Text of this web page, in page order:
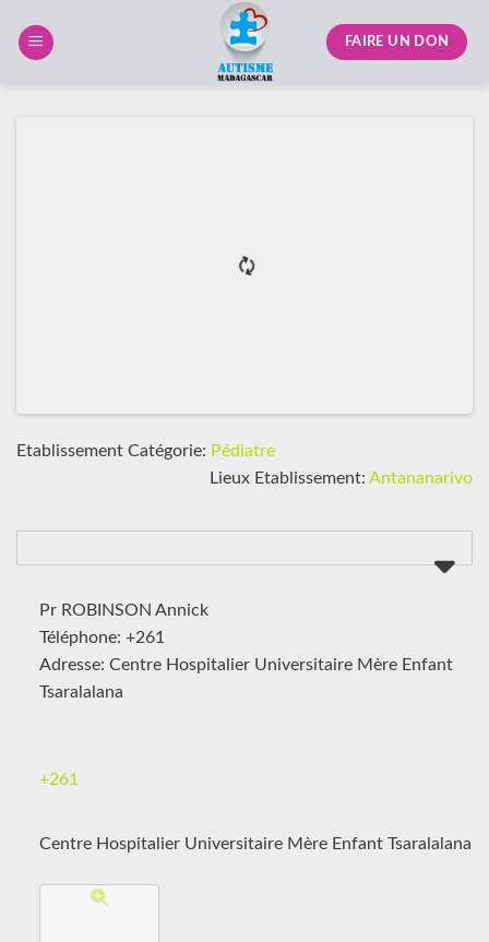
FAIRE UN DON
Etablissement Catégorie: Pédiatre
Lieux Etablissement: Antananarivo
Pr ROBINSON Annick
Téléphone: +261
Adresse: Centre Hospitalier Universitaire Mère Enfant
Tsaralalana
+261
Centre Hospitalier Universitaire Mère Enfant Tsaralalana